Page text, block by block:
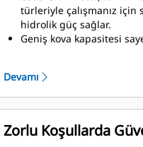
monitör içi QR kodunu
türleriyle çalışmanız için
hidrolik güç sağlar.
Geniş kova kapasitesi
330'a kıyasla artmış kova
kuvvetleri, stik kuvvetleri
geniş bir kova ile yüksek
elde edin.
Ekskavatörü üç güç
Devamı
Zorlu Koşullarda